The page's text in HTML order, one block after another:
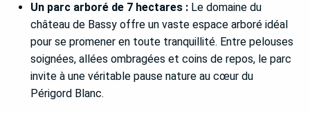
Un parc arboré de 7 hectares : Le domaine du
château de Bassy offre un vaste espace arboré idéal
pour se promener en toute tranquillité. Entre pelouses
soignées, allées ombragées et coins de repos, le parc
invite à une véritable pause nature au cœur du
Périgord Blanc.